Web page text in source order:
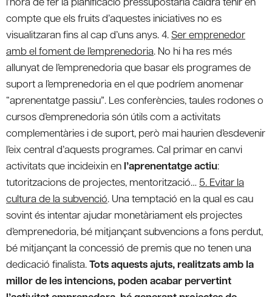
compte que els fruits d’aquestes iniciatives no es
visualitzaran fins al cap d’uns anys. 4.Ser emprenedor
amb el foment de l’emprenedoria. No hi ha res més
allunyat de l’emprenedoria que basar els programes de
suport a l’emprenedoria en el que podríem anomenar
“aprenentatge passiu”. Les conferències, taules rodones o
cursos d’emprenedoria són útils com a activitats
complementàries i de suport, però mai haurien d’esdevenir
l’eix central d’aquests programes. Cal primar en canvi
activitats que incideixin en l’aprenentatge actiu:
tutoritzacions de projectes, mentorització… 5. Evitar la
cultura de la subvenció. Una temptació en la qual es cau
sovint és intentar ajudar monetàriament els projectes
d’emprenedoria, bé mitjançant subvencions a fons perdut,
bé mitjançant la concessió de premis que no tenen una
dedicació finalista.Tots aquests ajuts, realitzats amb la
millor de les intencions, poden acabar pervertint